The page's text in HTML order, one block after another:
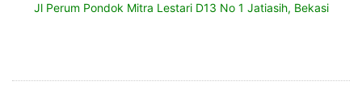
Jl Perum Pondok Mitra Lestari D13 No 1 Jatiasih, Bekasi